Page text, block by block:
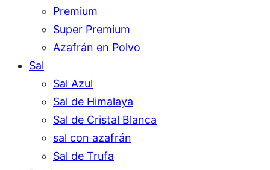
Premium
Super Premium
Azafrán en Polvo
Sal
Sal Azul
Sal de Himalaya
Sal de Cristal Blanca
sal con azafrán
Sal de Trufa